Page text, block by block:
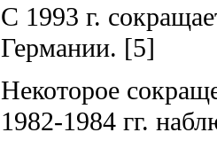
С 1993 г.
Германии. [5]
Некоторое
1982-1984 гг.